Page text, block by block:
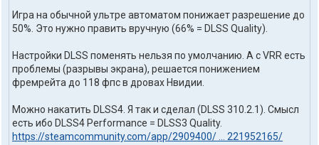
л
я
r
u
t
h
o
n
e
Игра на обычной ультре автоматом понижает разрешение до
50%. Это нужно править вручную (66% = DLSS Quality).
Настройки DLSS поменять нельзя по умолчанию. А с VRR есть
проблемы (разрывы экрана), решается понижением
фремрейта до 118 фпс в дровах Нвидии.
Можно накатить DLSS4. Я так и сделал (DLSS 310.2.1). Смысл
есть ибо DLSS4 Performance = DLSS3 Quality.
https://steamcommunity.com/app/2909400/ ... 221952165/